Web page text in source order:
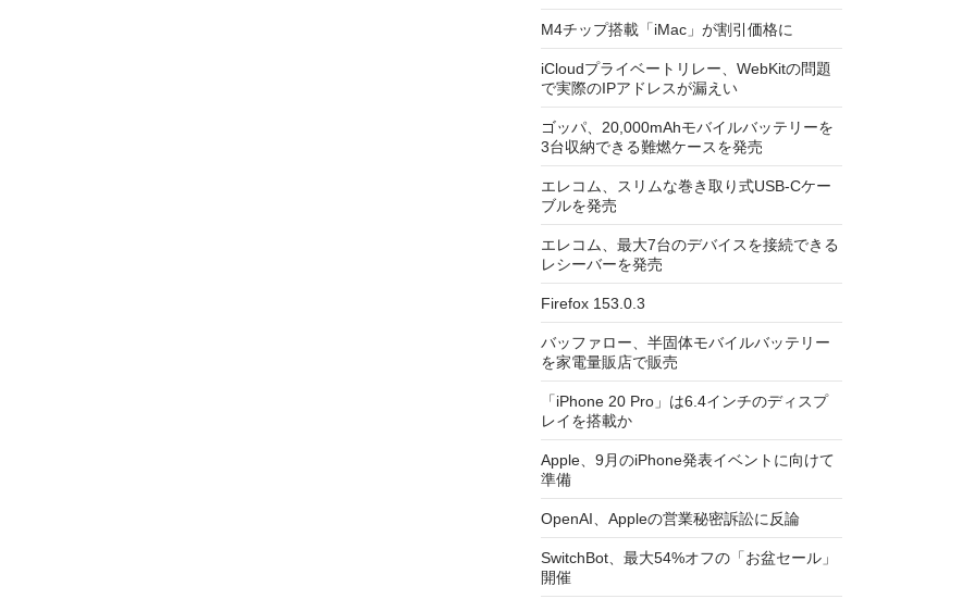
M4チップ搭載「iMac」が割引価格に
iCloudプライベートリレー、WebKitの問題
で実際のIPアドレスが漏えい
ゴッパ、20,000mAhモバイルバッテリーを
3台収納できる難燃ケースを発売
エレコム、スリムな巻き取り式USB-Cケー
ブルを発売
エレコム、最大7台のデバイスを接続できる
レシーバーを発売
Firefox 153.0.3
バッファロー、半固体モバイルバッテリー
を家電量販店で販売
「iPhone 20 Pro」は6.4インチのディスプ
レイを搭載か
Apple、9月のiPhone発表イベントに向けて
準備
OpenAI、Appleの営業秘密訴訟に反論
SwitchBot、最大54%オフの「お盆セール」
開催